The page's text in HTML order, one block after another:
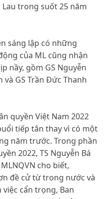
trong suốt 25 năm
sáng lập có những
của ML cũng nhận
nầy, gồm GS Nguyễn
và GS Trần Đức Thanh
quyền Việt Nam 2022
tiếp tân thay vì có một
năm trước. Trong phần
2022, TS Nguyễn Bá
cho biết,
đề cử từ trong nước và
cẩn trọng, Ban